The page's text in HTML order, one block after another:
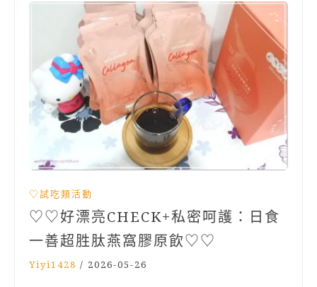
♡試吃類活動
♡♡好漂亮CHECK+私密呵護：日食
一善超胜肽燕窩膠原飲♡♡
Yiyi1428 / 2026-05-26